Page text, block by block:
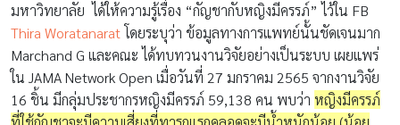
มหาวิทยาลัย ได้ให้ความรู้เรื่อง “กัญชากับหญิงมีครรภ์” ไว้ใน FB
Thira Woratanarat โดยระบุว่า ข้อมูลทางการแพทย์นั้นชัดเจนมาก
Marchand G และคณะ ได้ทบทวนงานวิจัยอย่างเป็นระบบ เผยแพร่
ใน JAMA Network Open เมื่อวันที่ 27 มกราคม 2565 จากงานวิจัย
16 ชิ้น มีกลุ่มประชากรหญิงมีครรภ์ 59,138 คน พบว่า หญิงมีครรภ์